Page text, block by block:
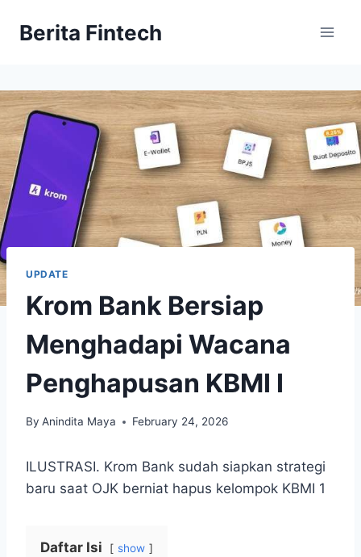
Berita Fintech
UPDATE
Krom Bank Bersiap
Menghadapi Wacana
Penghapusan KBMI I
By Anindita Maya February 24, 2026
ILUSTRASI. Krom Bank sudah siapkan strategi
baru saat OJK berniat hapus kelompok KBMI 1
Daftar Isi show